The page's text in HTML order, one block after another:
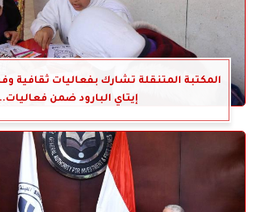
المكتبة المتنقلة تشارك بفعاليات ثقافية
إيتاي البارود ضمن